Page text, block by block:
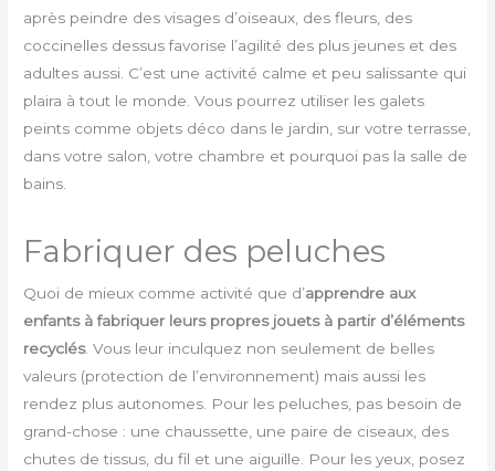
après peindre des visages d’oiseaux, des fleurs, des
coccinelles dessus favorise l’agilité des plus jeunes et des
adultes aussi. C’est une activité calme et peu salissante qui
plaira à tout le monde. Vous pourrez utiliser les galets
peints comme objets déco dans le jardin, sur votre terrasse,
dans votre salon, votre chambre et pourquoi pas la salle de
bains.
Fabriquer des peluches
Quoi de mieux comme activité que d’apprendre aux
enfants à fabriquer leurs propres jouets à partir d’éléments
recyclés. Vous leur inculquez non seulement de belles
valeurs (protection de l’environnement) mais aussi les
rendez plus autonomes. Pour les peluches, pas besoin de
grand-chose : une chaussette, une paire de ciseaux, des
chutes de tissus, du fil et une aiguille. Pour les yeux, posez